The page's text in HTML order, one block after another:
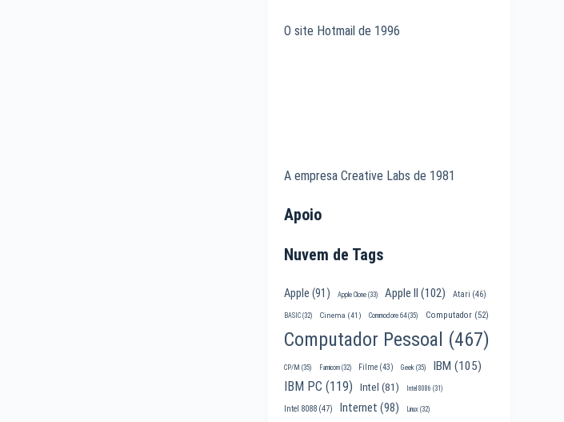
O site Hotmail de 1996
A empresa Creative Labs de 1981
Apoio
Nuvem de Tags
Apple (91) Apple Clone (33) Apple II (102) Atari (46)
BASIC (32) Cinema (41) Commodore 64(35) Computador (52)
Computador Pessoal (467)
CP/M (35) Famicom (32) Filme (43) Geek (35) IBM (105)
IBM PC (119) Intel (81) Intel 8086 (31)
Intel 8088 (47) Internet (98) Linux (32)